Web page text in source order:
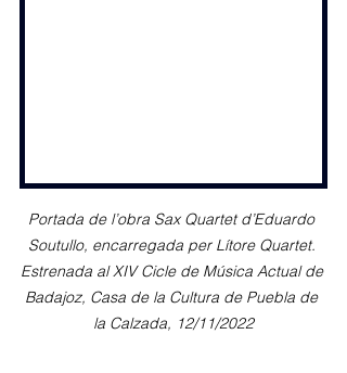
Portada de l’obra Sax Quartet d’Eduardo
Soutullo, encarregada per Lítore Quartet.
Estrenada al XIV Cicle de Música Actual de
Badajoz, Casa de la Cultura de Puebla de
la Calzada, 12/11/2022